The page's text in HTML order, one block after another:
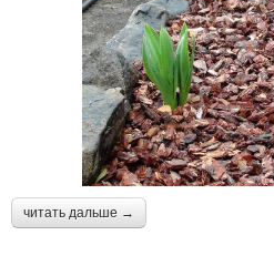
читать дальше →